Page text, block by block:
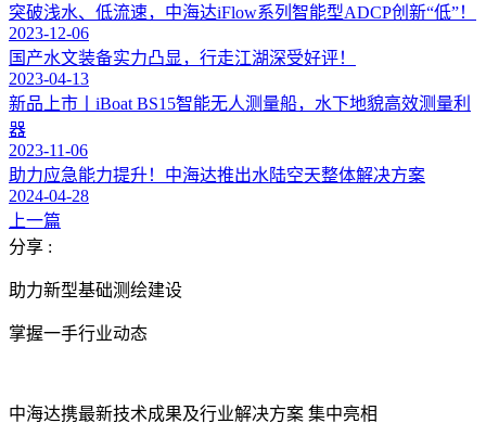
突破浅水、低流速，中海达iFlow系列智能型ADCP创新“低”！
2023-12-06
国产水文装备实力凸显，行走江湖深受好评！
2023-04-13
新品上市丨iBoat BS15智能无人测量船，水下地貌高效测量利
器
2023-11-06
助力应急能力提升！中海达推出水陆空天整体解决方案
2024-04-28
上一篇
分享 :
助力新型基础测绘建设
掌握一手行业动态
中海达携最新技术成果及行业解决方案 集中亮相